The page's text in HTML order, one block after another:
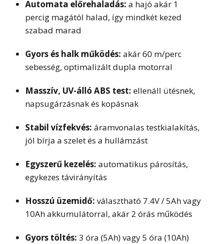
Automata előrehaladás: a hajó akár 1
percig magától halad, így mindkét kezed
szabad marad
Gyors és halk működés: akár 60 m/perc
sebesség, optimalizált dupla motorral
Masszív, UV-álló ABS test: ellenáll ütésnek,
napsugárzásnak és kopásnak
Stabil vízfekvés: áramvonalas testkialakítás,
jól bírja a szelet és a hullámzást
Egyszerű kezelés: automatikus párosítás,
egykezes távirányítás
Hosszú üzemidő: választható 7.4V / 5Ah vagy
10Ah akkumulátorral, akár 2 órás működés
Gyors töltés: 3 óra (5Ah) vagy 5 óra (10Ah)